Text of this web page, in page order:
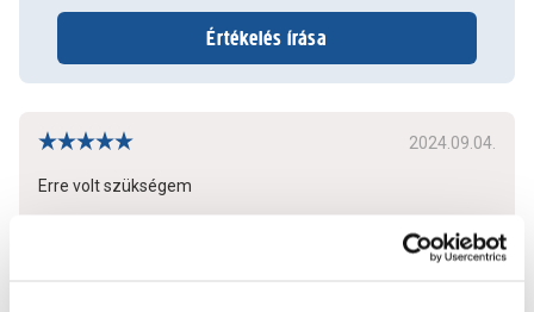
Értékelés írása
2024.09.04.
Erre volt szükségem
0 0